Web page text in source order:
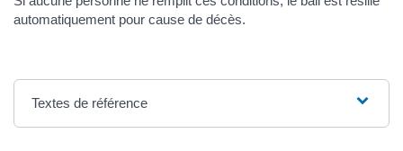
automatiquement pour cause de décès.
Textes de référence